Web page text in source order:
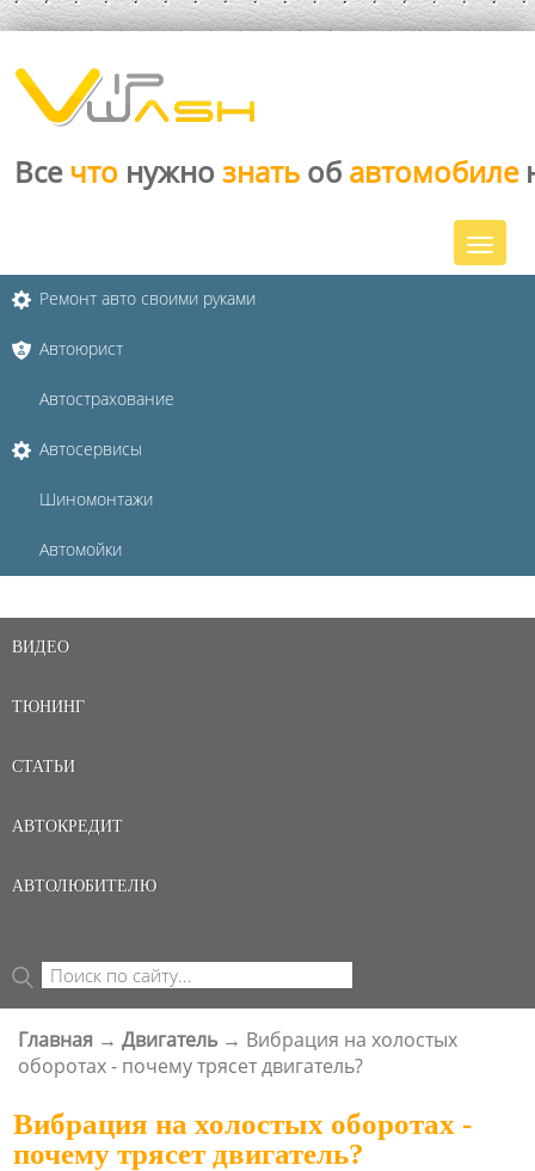
Все что нужно знать об автомобиле
Ремонт авто своими руками
Автоюрист
Автострахование
Автосервисы
Шиномонтажи
Автомойки
ВИДЕО
ТЮНИНГ
СТАТЬИ
АВТОКРЕДИТ
АВТОЛЮБИТЕЛЮ
ФОРМА ПОИСКА
Поиск
ВЫ ЗДЕСЬ
Главная → Двигатель → Вибрация на холостых
оборотах - почему трясет двигатель?
Вибрация на холостых оборотах -
почему трясет двигатель?